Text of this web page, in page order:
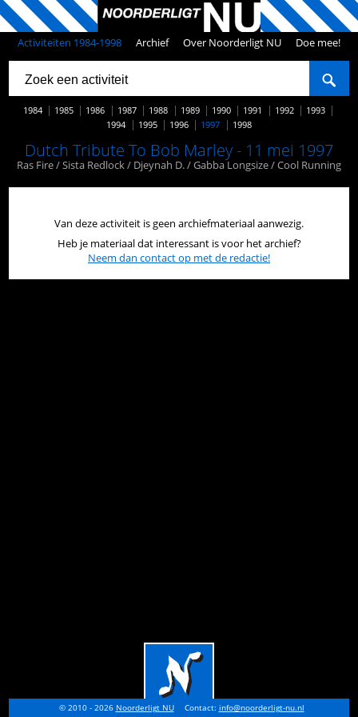
Activiteiten 1984-1998 Archief Over Noorderligt NU Doe mee!
1984 1985 1986 1987 1988 1989 1990 1991 1992
1993
1994
1995 1996 1997 1998
Dutch Tribute To Bob Marley - 11 mei 1997
Ras Fire / Sista Redlock / Djeynah D. / Gabba Longsize / Cool Running
Van deze activiteit is geen archiefmateriaal aanwezig.
Heb je materiaal dat interessant is voor het archief?
Neem dan contact op met de redactie!
© 2010 - 2026 Noorderligt NU Contact: info@noorderligt-nu.nl